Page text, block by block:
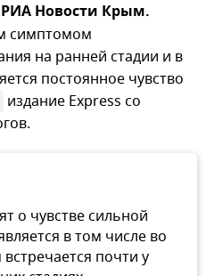
Новости Крым.
симптомом
на ранней стадии и в
постоянное чувство
издание Express со
о чувстве сильной
в том числе во
почти у